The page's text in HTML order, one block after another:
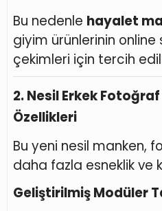
Bu nedenle hayalet
giyim ürünlerinin online
çekimleri için tercih
2. Nesil Erkek
Özellikleri
Bu yeni nesil manken,
daha fazla esneklik ve
Geliştirilmiş Modüler